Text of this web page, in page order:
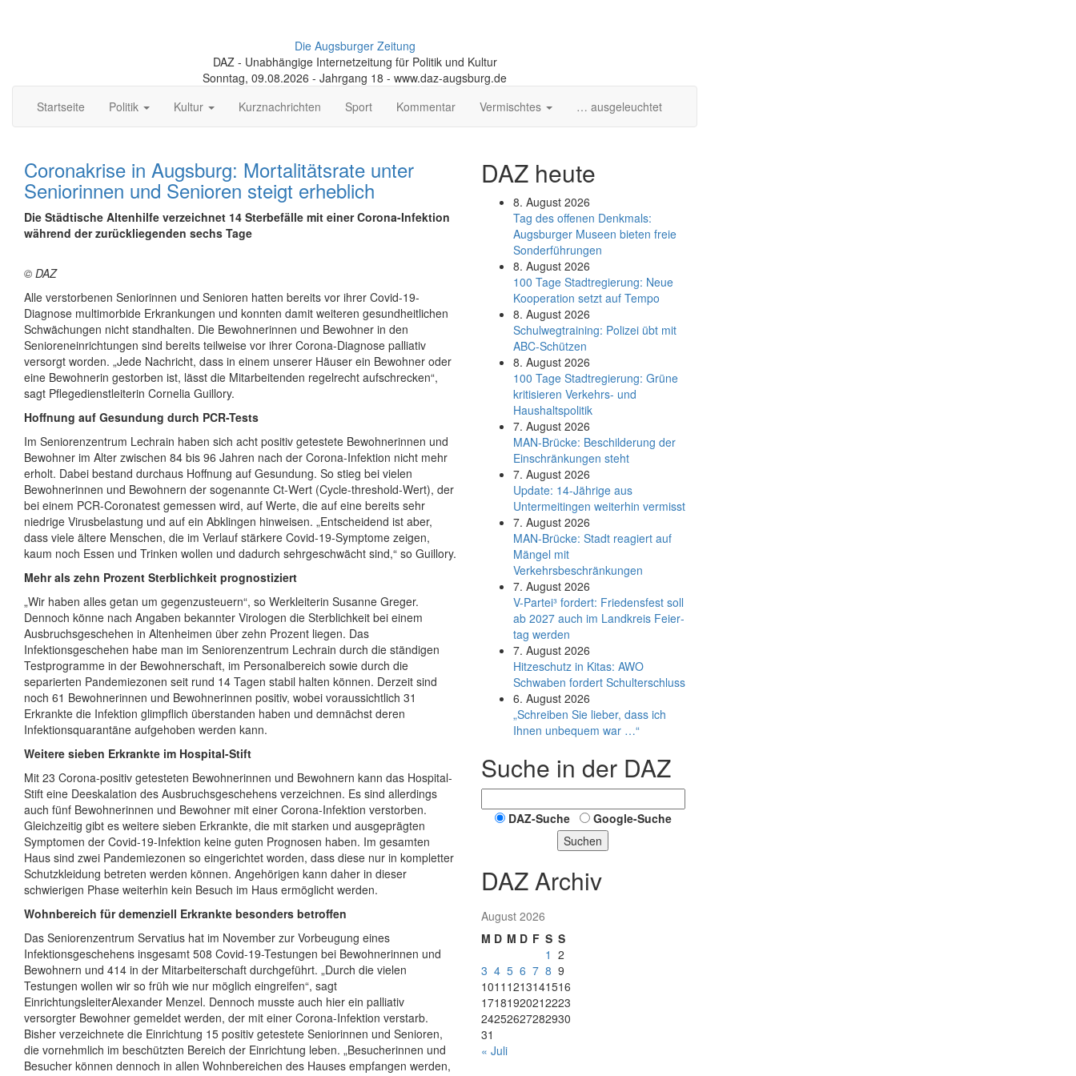
Die Augsburger Zeitung
DAZ - Unabhängige Internetzeitung für Politik und Kultur
Sonntag, 09.08.2026 - Jahrgang 18 - www.daz-augsburg.de
Startseite
Politik Kultur Kurznachrichten Sport Kommentar Vermischtes … ausgeleuchtet
Coronakrise in Augsburg: Mortalitätsrate unter
Seniorinnen und Senioren steigt erheblich
Die Städtische Altenhilfe verzeichnet 14 Sterbefälle mit einer Corona-Infektion
während der zurückliegenden sechs Tage
© DAZ
Alle verstorbenen Seniorinnen und Senioren hatten bereits vor ihrer Covid-19-
Diagnose multimorbide Erkrankungen und konnten damit weiteren gesundheitlichen
Schwächungen nicht standhalten. Die Bewohnerinnen und Bewohner in den
Senioreneinrichtungen sind bereits teilweise vor ihrer Corona-Diagnose palliativ
versorgt worden. „Jede Nachricht, dass in einem unserer Häuser ein Bewohner oder
eine Bewohnerin gestorben ist, lässt die Mitarbeitenden regelrecht aufschrecken“,
sagt Pflegedienstleiterin Cornelia Guillory.
Hoffnung auf Gesundung durch PCR-Tests
Im Seniorenzentrum Lechrain haben sich acht positiv getestete Bewohnerinnen und
Bewohner im Alter zwischen 84 bis 96 Jahren nach der Corona-Infektion nicht mehr
erholt. Dabei bestand durchaus Hoffnung auf Gesundung. So stieg bei vielen
Bewohnerinnen und Bewohnern der sogenannte Ct-Wert (Cycle-threshold-Wert), der
bei einem PCR-Coronatest gemessen wird, auf Werte, die auf eine bereits sehr
niedrige Virusbelastung und auf ein Abklingen hinweisen. „Entscheidend ist aber,
dass viele ältere Menschen, die im Verlauf stärkere Covid-19-Symptome zeigen,
kaum noch Essen und Trinken wollen und dadurch sehrgeschwächt sind,“ so Guillory.
Mehr als zehn Prozent Sterblichkeit prognostiziert
„Wir haben alles getan um gegenzusteuern“, so Werkleiterin Susanne Greger.
Dennoch könne nach Angaben bekannter Virologen die Sterblichkeit bei einem
Ausbruchsgeschehen in Altenheimen über zehn Prozent liegen. Das
Infektionsgeschehen habe man im Seniorenzentrum Lechrain durch die ständigen
Testprogramme in der Bewohnerschaft, im Personalbereich sowie durch die
separierten Pandemiezonen seit rund 14 Tagen stabil halten können. Derzeit sind
noch 61 Bewohnerinnen und Bewohnerinnen positiv, wobei voraussichtlich 31
Erkrankte die Infektion glimpflich überstanden haben und demnächst deren
Infektionsquarantäne aufgehoben werden kann.
Weitere sieben Erkrankte im Hospital-Stift
Mit 23 Corona-positiv getesteten Bewohnerinnen und Bewohnern kann das Hospital-
Stift eine Deeskalation des Ausbruchsgeschehens verzeichnen. Es sind allerdings
auch fünf Bewohnerinnen und Bewohner mit einer Corona-Infektion verstorben.
Gleichzeitig gibt es weitere sieben Erkrankte, die mit starken und ausgeprägten
Symptomen der Covid-19-Infektion keine guten Prognosen haben. Im gesamten
Haus sind zwei Pandemiezonen so eingerichtet worden, dass diese nur in kompletter
Schutzkleidung betreten werden können. Angehörigen kann daher in dieser
schwierigen Phase weiterhin kein Besuch im Haus ermöglicht werden.
Wohnbereich für demenziell Erkrankte besonders betroffen
Das Seniorenzentrum Servatius hat im November zur Vorbeugung eines
Infektionsgeschehens insgesamt 508 Covid-19-Testungen bei Bewohnerinnen und
Bewohnern und 414 in der Mitarbeiterschaft durchgeführt. „Durch die vielen
Testungen wollen wir so früh wie nur möglich eingreifen“, sagt
EinrichtungsleiterAlexander Menzel. Dennoch musste auch hier ein palliativ
versorgter Bewohner gemeldet werden, der mit einer Corona-Infektion verstarb.
Bisher verzeichnete die Einrichtung 15 positiv getestete Seniorinnen und Senioren,
die vornehmlich im beschützten Bereich der Einrichtung leben. „Besucherinnen und
Besucher können dennoch in allen Wohnbereichen des Hauses empfangen werden,
DAZ heute
8. August 2026
Tag des offenen Denkmals:
Augsburger Museen bieten freie
Sonderführungen
8. August 2026
100 Tage Stadtregierung: Neue
Kooperation setzt auf Tempo
8. August 2026
Schul­weg­trai­ning: Poli­zei übt mit
ABC-Schüt­zen
8. August 2026
100 Tage Stadtregierung: Grüne
kritisieren Verkehrs- und
Haushaltspolitik
7. August 2026
MAN-Brücke: Beschilderung der
Einschränkungen steht
7. August 2026
Update: 14-Jährige aus
Untermeitingen weiterhin vermisst
7. August 2026
MAN-Brücke: Stadt reagiert auf
Mängel mit
Verkehrsbeschränkungen
7. August 2026
V-Partei­³ fordert: Friedens­fest soll
ab 2027 auch im Land­kreis Feier­
tag werden
7. August 2026
Hitzeschutz in Kitas: AWO
Schwaben fordert Schulterschluss
6. August 2026
„Schreiben Sie lieber, dass ich
Ihnen unbequem war …“
Suche in der DAZ
DAZ-Suche
Google-Suche
Suchen
DAZ Archiv
August 2026
M D M D F S S
1 2
3 4 5 6 7 8 9
1011 1213141516
17181920212223
24252627282930
31
« Juli